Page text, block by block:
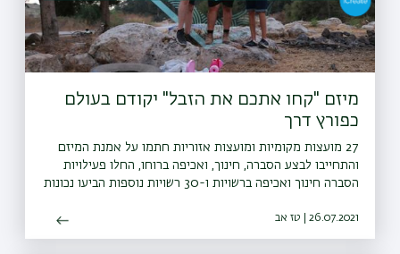
מיזם "קחו אתכם את הזבל" יקודם בעולם
כפורץ דרך
27 מועצות מקומיות ומועצות אזוריות חתמו על אמנת המיזם
והתחייבו לבצע הסברה, חינוך, ואכיפה ברוחו, החלו פעילויות
הסברה חינוך ואכיפה ברשויות ו-30 רשויות נוספות הביעו נכונות
26.07.2021 | טז אב